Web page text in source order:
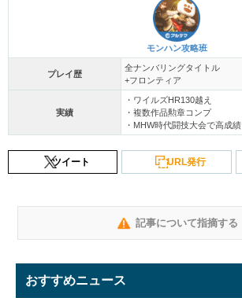
モンハン攻略班
プレイ歴
全ナンバリングタイトル
+フロンティア
実績
・ワイルズHR130越え
・複数作品勲章コンプ
・MHW時代闘技大会で高成績
ツイート URL発行
記事について指摘する
おすすめニュース